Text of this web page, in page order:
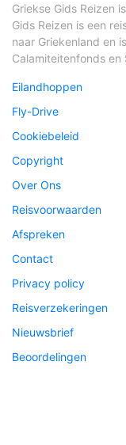
Griekse Gids Reizen
Gids Reizen is een
naar Griekenland en
Calamiteitenfonds en
Eilandhoppen
Fly-Drive
Cookiebeleid
Copyright
Over Ons
Reisvoorwaarden
Afspreken
Contact
Privacy policy
Reisverzekeringen
Nieuwsbrief
Beoordelingen